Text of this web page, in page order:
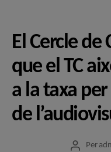
El Cercle de
que el TC
a la taxa
de
Autor
Per